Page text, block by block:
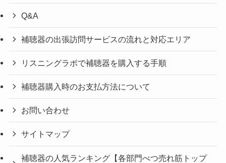
Q&A
補聴器の出張訪問サービスの流れと対応エリア
リスニングラボで補聴器を購入する手順
補聴器購入時のお支払方法について
お問い合わせ
サイトマップ
補聴器の人気ランキング【各部門べつ売れ筋トップ